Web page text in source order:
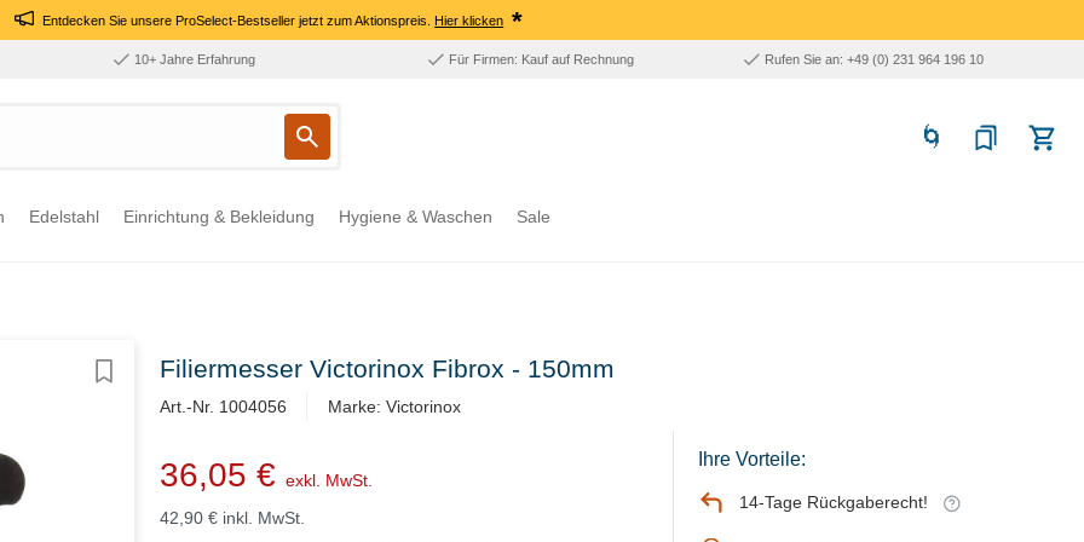
Entdecken Sie unsere ProSelect-Bestseller jetzt zum Aktionspreis.Hier klicken *
10+ Jahre Erfahrung Für Firmen: Kauf auf Rechnung Rufen Sie an: +49 (0) 231 964 196 10
Edelstahl Einrichtung & Bekleidung Hygiene & Waschen Sale
Filiermesser Victorinox Fibrox - 150mm
Art.-Nr. 1004056 Marke: Victorinox
36,05 € exkl. MwSt.
42,90 € inkl. MwSt.
Ihre Vorteile:
14-Tage Rückgaberecht!